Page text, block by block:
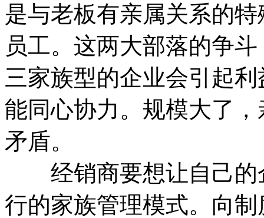
是与老板有亲属关系的
员工。这两大部落的争
三家族型的企业会引起
能同心协力。规模大了
矛盾。
经销商要想让自己的
行的家族管理模式。向